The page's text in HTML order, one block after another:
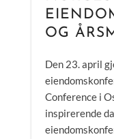
OG
Den 23. april
Conference i
inspirerende